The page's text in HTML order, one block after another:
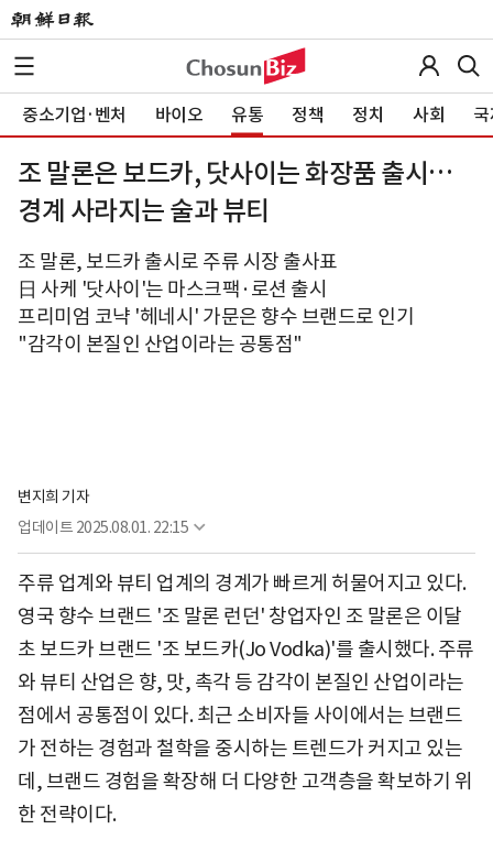
중소기업·벤처 바이오 유통 정책 정치 사회
조 말론은 보드카, 닷사이는 화장품 출시…
경계 사라지는 술과 뷰티
조 말론, 보드카 출시로 주류 시장 출사표
日 사케 '닷사이'는 마스크팩·로션 출시
프리미엄 코냑 '헤네시' 가문은 향수 브랜드로 인기
"감각이 본질인 산업이라는 공통점"
변지희 기자
업데이트 2025.08.01. 22:15
주류 업계와 뷰티 업계의 경계가 빠르게 허물어지고 있다.
영국 향수 브랜드 '조 말론 런던' 창업자인 조 말론은 이달
초 보드카 브랜드 '조 보드카(Jo Vodka)'를 출시했다. 주류
와 뷰티 산업은 향, 맛, 촉각 등 감각이 본질인 산업이라는
점에서 공통점이 있다. 최근 소비자들 사이에서는 브랜드
가 전하는 경험과 철학을 중시하는 트렌드가 커지고 있는
데, 브랜드 경험을 확장해 더 다양한 고객층을 확보하기 위
한 전략이다.